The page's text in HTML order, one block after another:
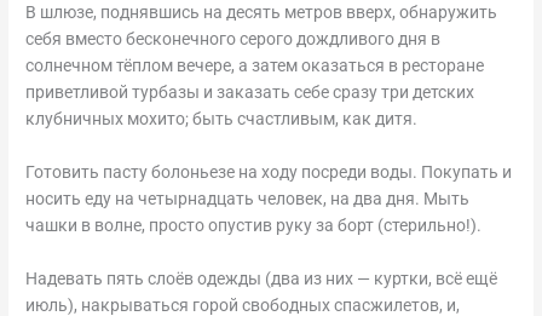
В шлюзе, поднявшись на десять метров вверх, обнаружить
себя вместо бесконечного серого дождливого дня в
солнечном тёплом вечере, а затем оказаться в ресторане
приветливой турбазы и заказать себе сразу три детских
клубничных мохито; быть счастливым, как дитя.
Готовить пасту болоньезе на ходу посреди воды. Покупать и
носить еду на четырнадцать человек, на два дня. Мыть
чашки в волне, просто опустив руку за борт (стерильно!).
Надевать пять слоёв одежды (два из них — куртки, всё ещё
июль), накрываться горой свободных спасжилетов, и,